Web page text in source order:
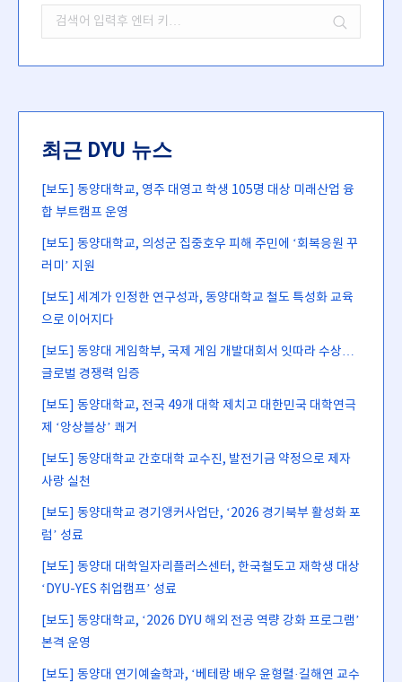
Search:
최근 DYU 뉴스
[보도] 동양대학교, 영주 대영고 학생 105명 대상 미래산업 융
합 부트캠프 운영
[보도] 동양대학교, 의성군 집중호우 피해 주민에 ‘회복응원 꾸
러미’ 지원
[보도] 세계가 인정한 연구성과, 동양대학교 철도 특성화 교육
으로 이어지다
[보도] 동양대 게임학부, 국제 게임 개발대회서 잇따라 수상…
글로벌 경쟁력 입증
[보도] 동양대학교, 전국 49개 대학 제치고 대한민국 대학연극
제 ‘앙상블상’ 쾌거
[보도] 동양대학교 간호대학 교수진, 발전기금 약정으로 제자
사랑 실천
[보도] 동양대학교 경기앵커사업단, ‘2026 경기북부 활성화 포
럼’ 성료
[보도] 동양대 대학일자리플러스센터, 한국철도고 재학생 대상
‘DYU-YES 취업캠프’ 성료
[보도] 동양대학교, ‘2026 DYU 해외 전공 역량 강화 프로그램’
본격 운영
[보도] 동양대 연기예술학과, ‘베테랑 배우 윤형렬·길해연 교수